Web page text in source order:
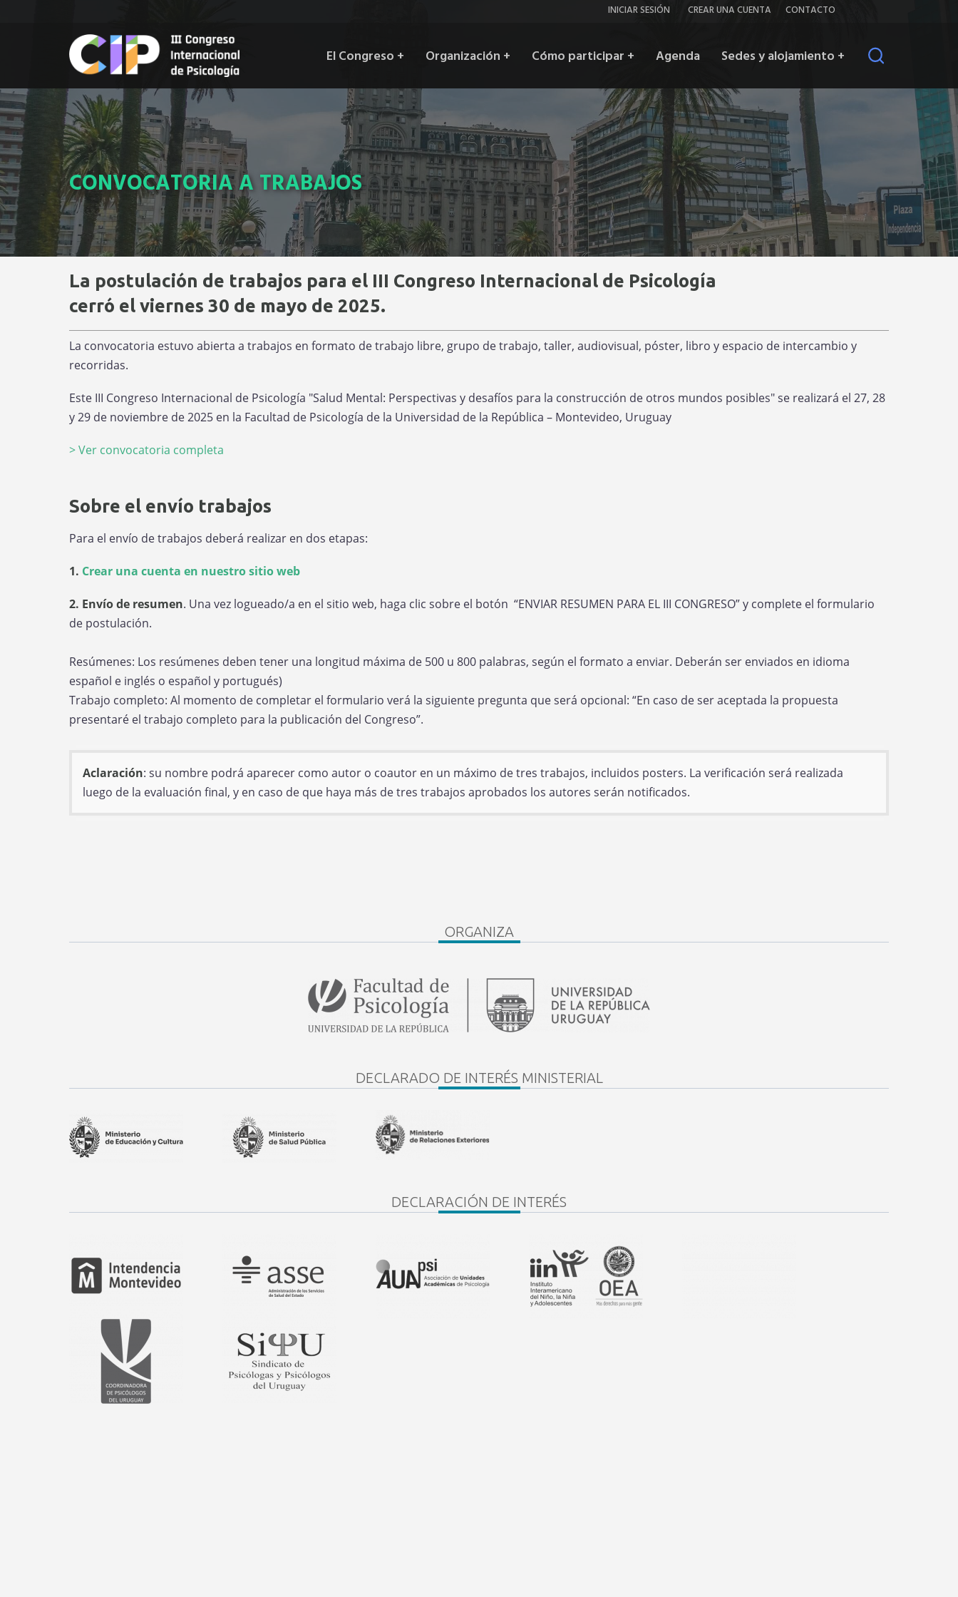
Contacto
CONTACTO
Iniciar
INICIAR SESIÓN CREAR UNA CUENTA
Main
navigation
El Congreso + Organización + Cómo participar + Agenda Sedes y alojamiento +
CONVOCATORIA A TRABAJOS
La postulación de trabajos para el III Congreso Internacional de Psicología
cerró el viernes 30 de mayo de 2025.
La convocatoria estuvo abierta a trabajos en formato de trabajo libre, grupo de trabajo, taller, audiovisual, póster, libro y espacio de intercambio y
recorridas.
Este III Congreso Internacional de Psicología "Salud Mental: Perspectivas y desafíos para la construcción de otros mundos posibles" se realizará el 27, 28
y 29 de noviembre de 2025 en la Facultad de Psicología de la Universidad de la República – Montevideo, Uruguay
> Ver convocatoria completa
Sobre el envío trabajos
Para el envío de trabajos deberá realizar en dos etapas:
1. Crear una cuenta en nuestro sitio web
2. Envío de resumen. Una vez logueado/a en el sitio web, haga clic sobre el botón “ENVIAR RESUMEN PARA EL III CONGRESO” y complete el formulario
de postulación.
Resúmenes: Los resúmenes deben tener una longitud máxima de 500 u 800 palabras, según el formato a enviar. Deberán ser enviados en idioma
español e inglés o español y portugués)
Trabajo completo: Al momento de completar el formulario verá la siguiente pregunta que será opcional: “En caso de ser aceptada la propuesta
presentaré el trabajo completo para la publicación del Congreso”.
Aclaración: su nombre podrá aparecer como autor o coautor en un máximo de tres trabajos, incluidos posters. La verificación será realizada
luego de la evaluación final, y en caso de que haya más de tres trabajos aprobados los autores serán notificados.
ORGANIZA
DECLARADO DE INTERÉS MINISTERIAL
DECLARACIÓN DE INTERÉS